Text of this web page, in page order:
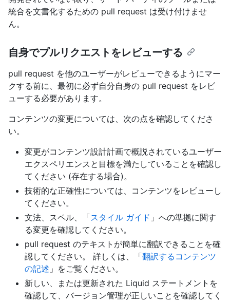
統合を文書化するための pull request は受け付けませ
ん。
自身でプルリクエストをレビューする
pull request を他のユーザーがレビューできるようにマー
クする前に、最初に必ず自分自身の pull request をレビ
ューする必要があります。
コンテンツの変更については、次の点を確認してくださ
い。
変更がコンテンツ設計計画で概説されているユーザー
エクスペリエンスと目標を満たしていることを確認し
てください (存在する場合)。
技術的な正確性については、コンテンツをレビューし
てください。
文法、スペル、「スタイル ガイド 」への準拠に関す
る変更を確認してください。
pull request のテキストが簡単に翻訳できることを確
認してください。 詳しくは、「翻訳するコンテンツ
の記述 」をご覧ください。
新しい、または更新された Liquid ステートメントを
確認して、バージョン管理が正しいことを確認してく